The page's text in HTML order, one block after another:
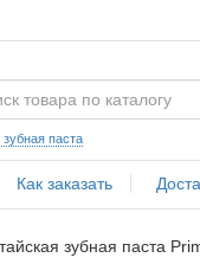
зубная паста
Как заказать
зубная паста